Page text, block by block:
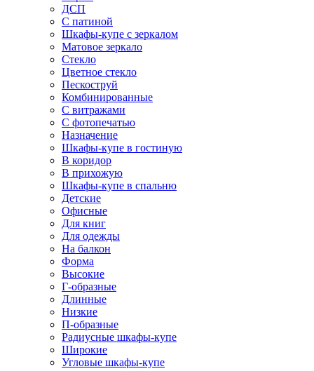
ДСП
С патиной
Шкафы-купе с зеркалом
Матовое зеркало
Стекло
Цветное стекло
Пескоструй
Комбинированные
С витражами
С фотопечатью
Назначение
Шкафы-купе в гостиную
В коридор
В прихожую
Шкафы-купе в спальню
Детские
Офисные
Для книг
Для одежды
На балкон
Форма
Высокие
Г-образные
Длинные
Низкие
П-образные
Радиусные шкафы-купе
Широкие
Угловые шкафы-купе